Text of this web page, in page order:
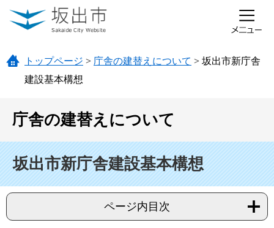
ページの先頭です。
メニューを飛ばして本文へ
トップページ > 庁舎の建替えについて > 坂出市新庁舎
建設基本構想
庁舎の建替えについて
坂出市新庁舎建設基本構想
ページ内目次